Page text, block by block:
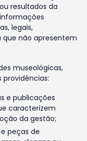
resultados da
legais,
que não apresentem
museológicas,
providências:
e publicações
caracterizem
da gestão;
peças de